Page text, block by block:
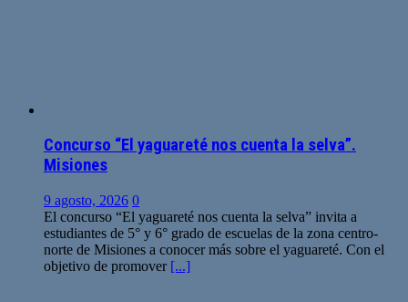
Concurso “El yaguareté nos cuenta la selva”.
Misiones
9 agosto, 2026 0
El concurso “El yaguareté nos cuenta la selva” invita a
estudiantes de 5° y 6° grado de escuelas de la zona centro-
norte de Misiones a conocer más sobre el yaguareté. Con el
objetivo de promover [...]